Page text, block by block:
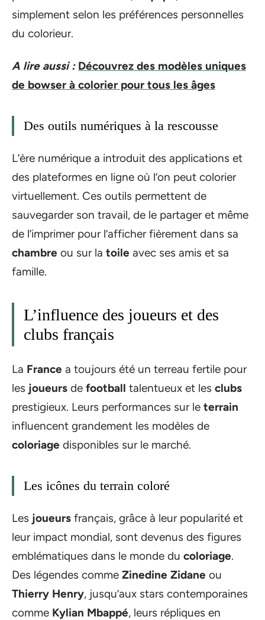
simplement selon les préférences personnelles
du colorieur.
A lire aussi : Découvrez des modèles uniques
de bowser à colorier pour tous les âges
Des outils numériques à la rescousse
L’ère numérique a introduit des applications et
des plateformes en ligne où l’on peut colorier
virtuellement. Ces outils permettent de
sauvegarder son travail, de le partager et même
de l’imprimer pour l’afficher fièrement dans sa
chambre ou sur la toile avec ses amis et sa
famille.
L’influence des joueurs et des
clubs français
La France a toujours été un terreau fertile pour
les joueurs de football talentueux et les clubs
prestigieux. Leurs performances sur le terrain
influencent grandement les modèles de
coloriage disponibles sur le marché.
Les icônes du terrain coloré
Les joueurs français, grâce à leur popularité et
leur impact mondial, sont devenus des figures
emblématiques dans le monde du coloriage.
Des légendes comme Zinedine Zidane ou
Thierry Henry, jusqu’aux stars contemporaines
comme Kylian Mbappé, leurs répliques en